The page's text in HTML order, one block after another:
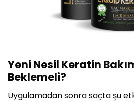
Yeni Nesil Keratin
Beklemeli?
Uygulamadan sonra saçta şu